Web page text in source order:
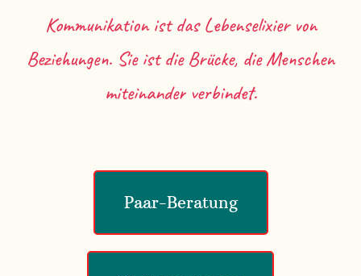
Kommunikation ist das Lebenselixier von
Beziehungen. Sie ist die Brücke, die Menschen
miteinander verbindet.
Paar-Beratung